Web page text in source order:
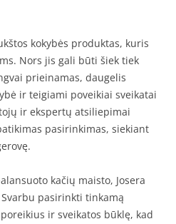
kokybės produktas, kuris
Nors jis gali būti šiek tiek
prieinamas, daugelis
ir teigiami poveikiai sveikatai
ir ekspertų atsiliepimai
pasirinkimas, siekiant
kačių maisto, Josera
pasirinkti tinkamą
ir sveikatos būklę, kad